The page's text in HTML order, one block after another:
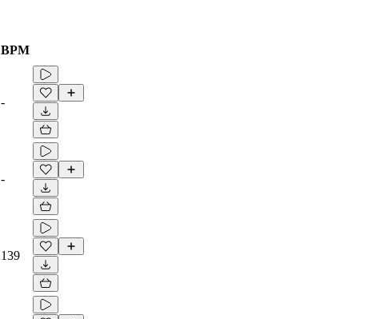
BPM
-
-
139